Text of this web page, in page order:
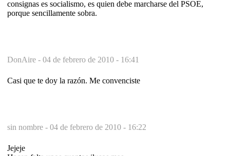
consignas es socialismo, es quien debe marcharse del PSOE,
porque sencillamente sobra.
DonAire - 04 de febrero de 2010 - 16:41
Casi que te doy la razón. Me convenciste
sin nombre - 04 de febrero de 2010 - 16:22
Jejeje